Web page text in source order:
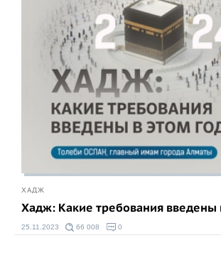
ХАДЖ
Хадж: Какие требования введены
25.11.2023 66 008 0